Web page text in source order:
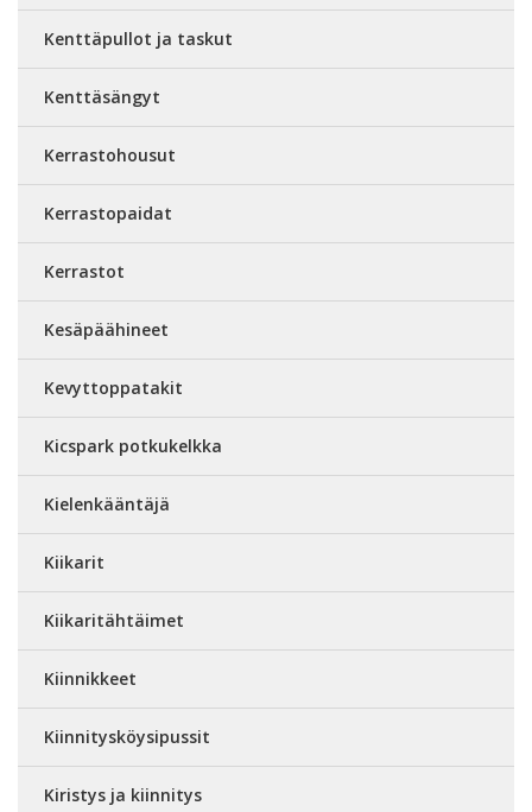
Kenttäpullot ja taskut
Kenttäsängyt
Kerrastohousut
Kerrastopaidat
Kerrastot
Kesäpäähineet
Kevyttoppatakit
Kicspark potkukelkka
Kielenkääntäjä
Kiikarit
Kiikaritähtäimet
Kiinnikkeet
Kiinnitysköysipussit
Kiristys ja kiinnitys